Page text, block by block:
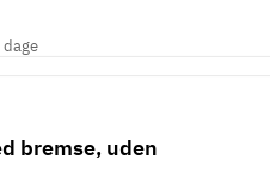
dage
bremse, uden